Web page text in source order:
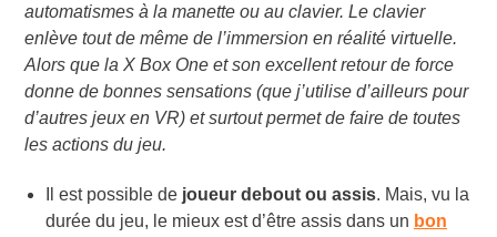
automatismes à la manette ou au clavier. Le clavier
enlève tout de même de l’immersion en réalité virtuelle.
Alors que la X Box One et son excellent retour de force
donne de bonnes sensations (que j’utilise d’ailleurs pour
d’autres jeux en VR) et surtout permet de faire de toutes
les actions du jeu.
Il est possible de joueur debout ou assis. Mais, vu la
durée du jeu, le mieux est d’être assis dans un bon